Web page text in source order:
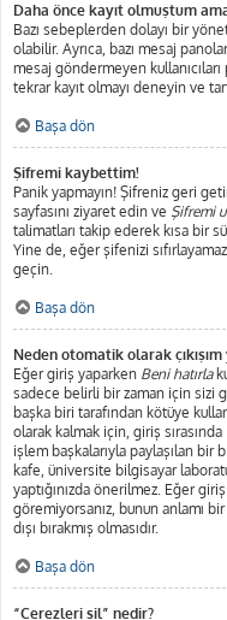
Daha önce kayıt olmuştum
Bazı sebeplerden dolayı bir
olabilir. Ayrıca, bazı mesaj
mesaj göndermeyen
tekrar kayıt olmayı deneyin ve
Başa dön
Şifremi kaybettim!
Panik yapmayın! Şifreniz geri
sayfasını ziyaret edin ve Şifremi
talimatları takip ederek kısa bir
Yine de, eğer şifenizi
geçin.
Başa dön
Neden otomatik olarak çıkışım
Eğer giriş yaparken Beni hatırla
sadece belirli bir zaman için sizi
başka biri tarafından kötüye
olarak kalmak için, giriş sırasında
işlem başkalarıyla paylaşılan
kafe, üniversite bilgisayar
yaptığınızda önerilmez. Eğer giriş
göremiyorsanız, bunun anlamı
dışı bırakmış olmasıdır.
Başa dön
“Çerezleri sil” nedir?